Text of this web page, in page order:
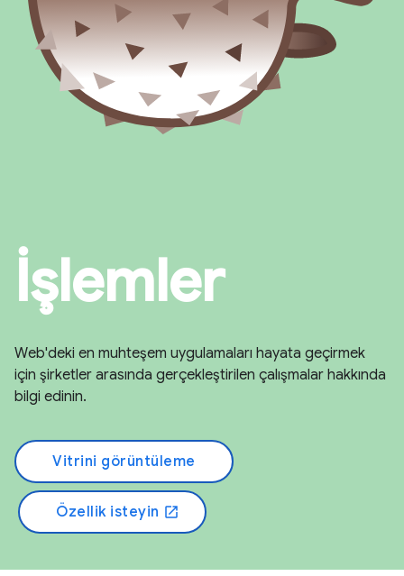
İşlemler
Web'deki en muhteşem uygulamaları hayata geçirmek
için şirketler arasında gerçekleştirilen çalışmalar hakkında
bilgi edinin.
Vitrini görüntüleme
Özellik isteyin open_in_new